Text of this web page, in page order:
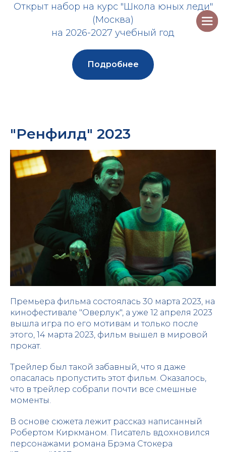
Открыт набор на курс "Школа юных леди"
(Москва)
на 2026-2027 учебный год
Подробнее
"Ренфилд" 2023
Премьера фильма состоялась 30 марта 2023, на
кинофестивале "Оверлук", а уже 12 апреля 2023
вышла игра по его мотивам и только после
этого, 14 марта 2023, фильм вышел в мировой
прокат.
Трейлер был такой забавный, что я даже
опасалась пропустить этот фильм. Оказалось,
что в трейлер собрали почти все смешные
моменты.
В основе сюжета лежит рассказ написанный
Робертом Киркманом. Писатель вдохновился
персонажами романа Брэма Стокера